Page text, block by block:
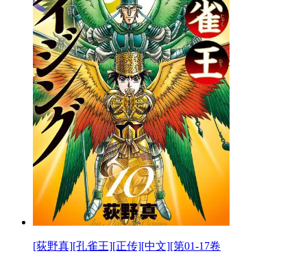
[荻野真][孔雀王][正传][中文][第01-17卷